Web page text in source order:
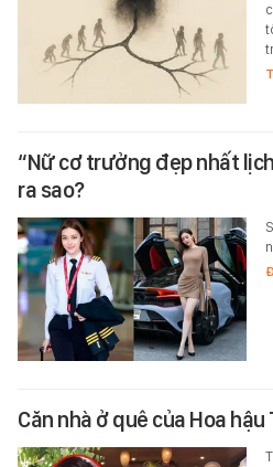
“Nữ cơ trưởng đẹp nhất
ra sao?
Căn nhà ở quê của Hoa hậu